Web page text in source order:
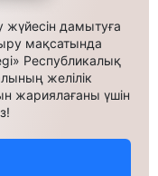
жүйесін дамытуға
мақсатында
Республикалық
желілік
жариялағаны үшін